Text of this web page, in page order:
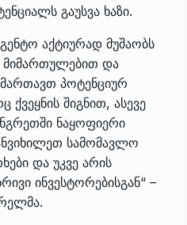
გაუსვა ხაზი.
აქტიურად მუშაობს
მიმართულებით და
პოტენციურ
შიგნით, ასევე
ნაყოფიერი
სამომავლო
და უკვე არის
ინვესტორებისგან“ –